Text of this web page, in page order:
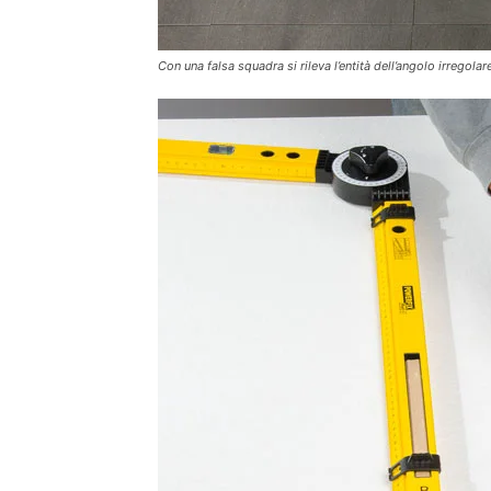
Con una falsa squadra si rileva l’entità dell’angolo